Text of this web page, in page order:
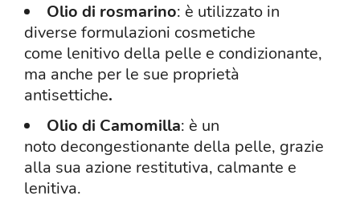
Olio di rosmarino: è utilizzato in
diverse formulazioni cosmetiche
come lenitivo della pelle e condizionante,
ma anche per le sue proprietà
antisettiche.
Olio di Camomilla: è un
noto decongestionante della pelle, grazie
alla sua azione restitutiva, calmante e
lenitiva.